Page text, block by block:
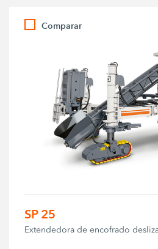
Comparar
SP 25
Extendedora de encofrado